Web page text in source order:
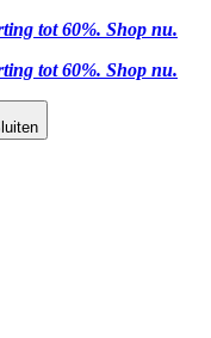
tot 60%. Shop nu.
tot 60%. Shop nu.